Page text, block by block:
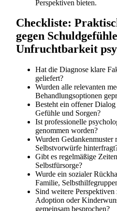
Perspektiven bieten.
Checkliste:
gegen
Unfruchtbarkeit
Hat die Diagnose klare
geliefert?
Wurden alle relevanten
Behandlungsoptionen
Besteht ein offener
Gefühle und Sorgen?
Ist professionelle
genommen worden?
Wurden Gedankenmuster
Selbstvorwürfe
Gibt es regelmäßige
Selbstfürsorge?
Wurde ein sozialer
Familie,
Sind weitere
Adoption oder
gemeinsam besprochen?